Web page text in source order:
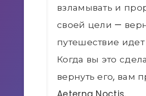
взламывать и
своей цели —
путешествие
Когда вы это
вернуть его, вам